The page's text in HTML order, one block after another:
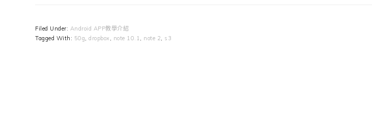
Filed Under: Android APP教學介紹
Tagged With: 50g, dropbox , note 10.1, note 2, s3